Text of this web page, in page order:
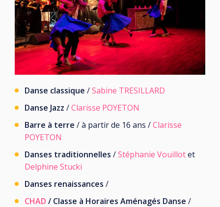
Danse classique /Sabine TRESILLARD
Danse Jazz /Clarisse POYETON
Barre à terre / à partir de 16 ans /Clarisse
POYETON
Danses traditionnelles /Stéphanie Vouillotet
Delphine Stucki
Danses renaissances /
CHAD / Classe à Horaires Aménagés Danse /